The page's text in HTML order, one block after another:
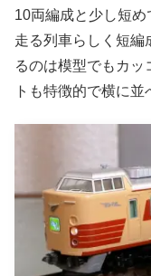
10両編成と少し短
走る列車らしく短編
るのは模型でもカッ
トも特徴的で横に並